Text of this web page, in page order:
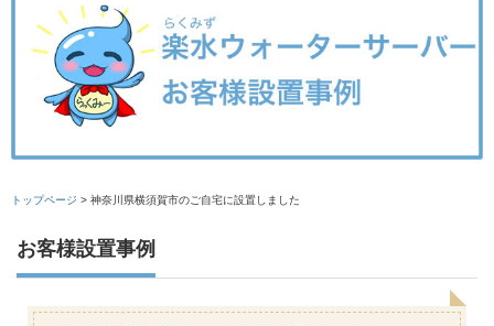
トップページ > 神奈川県横須賀市のご自宅に設置しました
お客様設置事例